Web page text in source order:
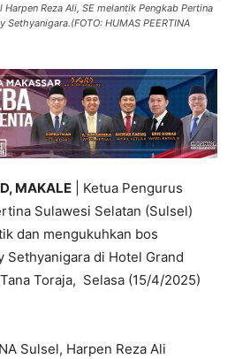
Harpen Reza Ali, SE melantik Pengkab Pertina
Sethyanigara.(FOTO: HUMAS PEERTINA
MAKALE | Ketua Pengurus
Sulawesi Selatan (Sulsel)
dan mengukuhkan bos
Sethyanigara di Hotel Grand
Toraja, Selasa (15/4/2025)
Sulsel, Harpen Reza Ali